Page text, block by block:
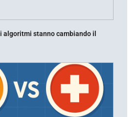
algoritmi stanno cambiando il